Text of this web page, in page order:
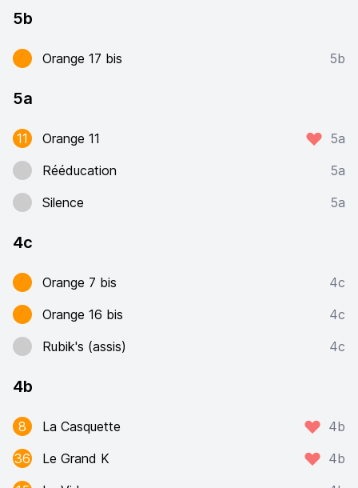
5b
Orange 17 bis 5b
5a
11 Orange 11
5a
Rééducation
5a
Silence
5a
4c
Orange 7 bis
4c
Orange 16 bis
4c
Rubik's (assis)
4c
4b
8 La Casquette
4b
36
Le Grand K
4b